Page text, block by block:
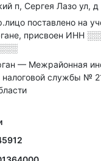
п, Сергея Лазо ул, д
поставлено на
присвоен ИНН
— Межрайонная
налоговой службы №